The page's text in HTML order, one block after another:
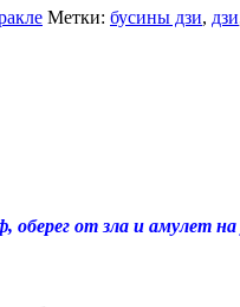
Метки: бусины дзи, дзи
от зла и амулет на